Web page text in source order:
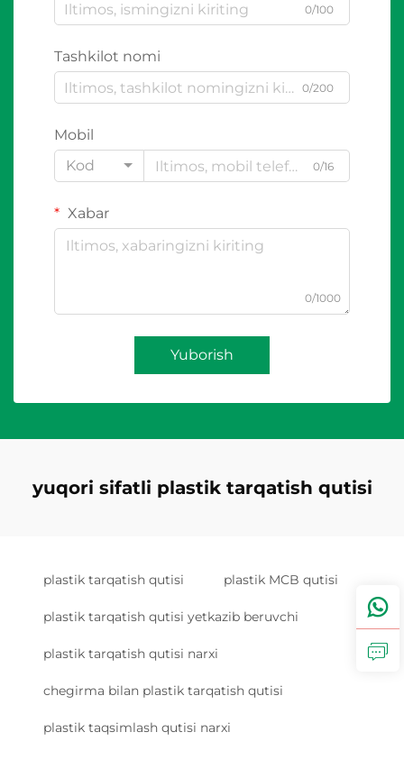
0/100
Tashkilot nomi
0/200
Mobil
Kod
0/16
Xabar
0/1000
Yuborish
yuqori sifatli plastik tarqatish qutisi
plastik tarqatish qutisi plastik MCB qutisi
plastik tarqatish qutisi yetkazib beruvchi
plastik tarqatish qutisi narxi
chegirma bilan plastik tarqatish qutisi
plastik taqsimlash qutisi narxi